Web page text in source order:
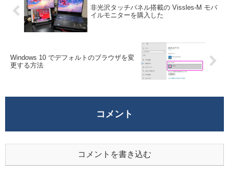
非光沢タッチパネル搭載の Vissles-M モバ
イルモニターを購入した
Windows 10 でデフォルトのブラウザを変
更する方法
コメント
コメントを書き込む